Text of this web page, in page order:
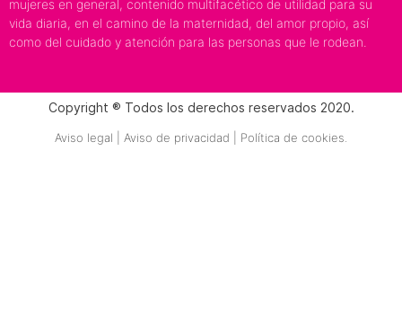
mujeres en general, contenido multifacético de utilidad para su
vida diaria, en el camino de la maternidad, del amor propio, así
como del cuidado y atención para las personas que le rodean.
Copyright ® Todos los derechos reservados 2020.
Aviso legal | Aviso de privacidad | Política de cookies.